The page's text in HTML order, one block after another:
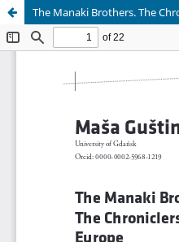
The Manaki Brothers. The